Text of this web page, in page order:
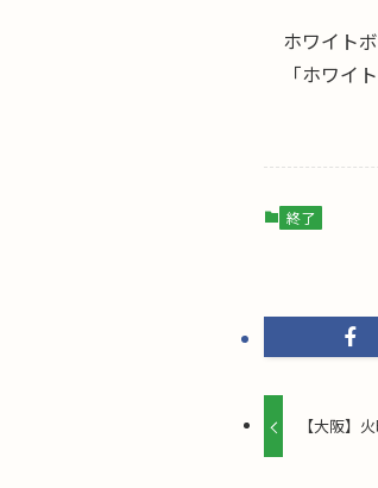
ホワイト
「ホワイ
終了
【大阪】